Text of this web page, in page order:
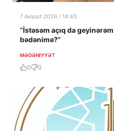
7 Avqust 2026 / 14:43
“İstəsəm açıq da
bədənimə?”
MƏDƏNIYYƏT
0 0